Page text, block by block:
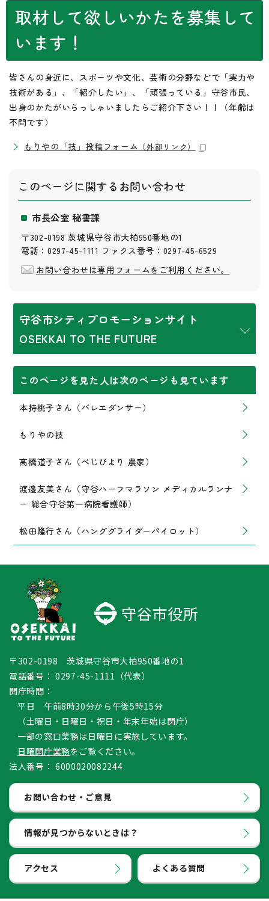
取材して欲しいかたを募集して
います！
皆さんの身近に、スポーツや文化、芸術の分野などで「実力や
技術がある」、「紹介したい」、「頑張っている」守谷市民、
出身のかたがいらっしゃいましたらご紹介下さい！！（年齢は
不問です）
もりやの「技」投稿フォーム （外部リンク）
このページに関する お問い合わせ
市長公室 秘書課
〒302-0198 茨城県守谷市大柏950番地の1
電話：0297-45-1111 ファクス番号：0297-45-6529
お問い合わせは専用フォームをご利用ください。
守谷市シティプロモーションサイト
OSEKKAI TO THE FUTURE
このページを見た人は次のページも見ています
本持桃子さん（バレエダンサー）
もりやの技
髙橋道子さん（べじびより 農家）
渡邉友美さん（守谷ハーフマラソン メディカルランナ
ー 総合守谷第一病院看護師）
松田隆行さん（ハンググライダーパイロット）
守谷市役所
〒302-0198 茨城県守谷市大柏950番地の1
電話番号： 0297-45-1111（代表）
開庁時間：
平日 午前8時30分から午後5時15分
（土曜日・日曜日・祝日・年末年始は閉庁）
一部の窓口業務は日曜日に実施しています。
日曜開庁業務をご覧ください。
法人番号： 6000020082244
お問い合わせ・ご意見
情報が見つからないときは？
アクセス よくある質問